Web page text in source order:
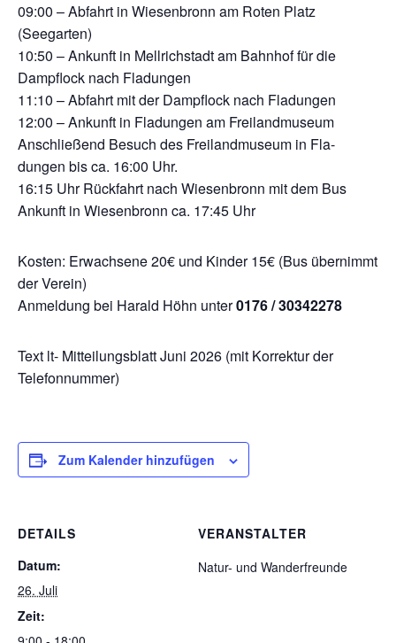
09:00 – Abfahrt in Wiesenbronn am Roten Platz
(Seegarten)
10:50 – Ankunft in Mellrichstadt am Bahnhof für die
Dampflock nach Fladungen
11:10 – Abfahrt mit der Dampflock nach Fladungen
12:00 – Ankunft in Fladungen am Freilandmuseum
Anschließend Besuch des Freilandmuseum in Fla-
dungen bis ca. 16:00 Uhr.
16:15 Uhr Rückfahrt nach Wiesenbronn mit dem Bus
Ankunft in Wiesenbronn ca. 17:45 Uhr
Kosten: Erwachsene 20€ und Kinder 15€ (Bus übernimmt
der Verein)
Anmeldung bei Harald Höhn unter0176 / 30342278
Text lt- Mitteilungsblatt Juni 2026 (mit Korrektur der
Telefonnummer)
Zum Kalender hinzufügen
DETAILS
Datum:
26. Juli
Zeit:
VERANSTALTER
Natur- und Wanderfreunde